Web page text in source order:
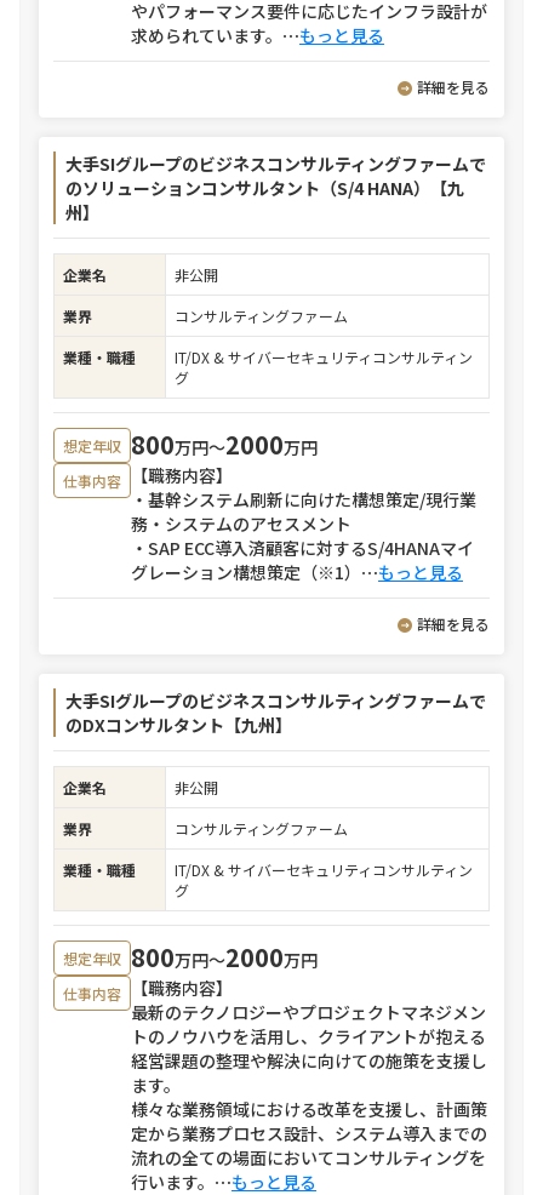
やパフォーマンス要件に応じたインフラ設計が
求められています。 ⋯もっと見る
詳細を見る
大手SIグループのビジネスコンサルティングファームで
のソリューションコンサルタント（S/4 HANA）【九
州】
企業名
非公開
業界
コンサルティングファーム
業種・職種
IT/DX & サイバーセキュリティコンサルティン
グ
想定年収 800万円〜2000万円
仕事内容
【職務内容】
・基幹システム刷新に向けた構想策定/現行業
務・システムのアセスメント
・SAP ECC導入済顧客に対するS/4HANAマイ
グレーション構想策定（※1） ⋯もっと見る
詳細を見る
大手SIグループのビジネスコンサルティングファームで
のDXコンサルタント【九州】
企業名
非公開
業界
コンサルティングファーム
業種・職種
IT/DX & サイバーセキュリティコンサルティン
グ
想定年収 800万円〜2000万円
仕事内容
【職務内容】
最新のテクノロジーやプロジェクトマネジメン
トのノウハウを活用し、クライアントが抱える
経営課題の整理や解決に向けての施策を支援し
ます。
様々な業務領域における改革を支援し、計画策
定から業務プロセス設計、システム導入までの
流れの全ての場面においてコンサルティングを
行います。 ⋯もっと見る